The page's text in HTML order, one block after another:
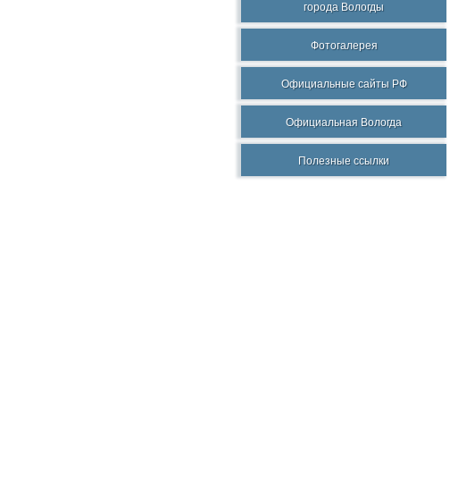
города Вологды
Фотогалерея
Официальные сайты РФ
Официальная Вологда
Полезные ссылки